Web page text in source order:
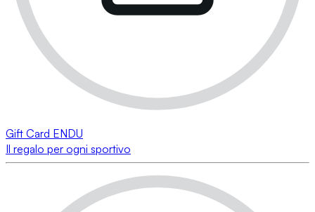
Gift Card ENDU
Il regalo per ogni sportivo